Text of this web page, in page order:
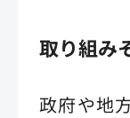
取り組み
政府や地